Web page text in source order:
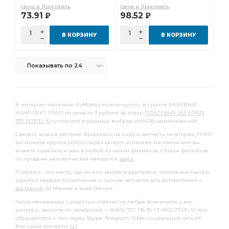
зуб фланец МОСТ ЗАДНИЙ i=7,49
РЕДУКТОР ПЕРЕДНЕГО СБ. АЗ УРАЛ
ТРУБКА ВОЗДУХОВОДНАЯ АЗ УРАЛ
РЕДУКТОР СРЕДНЕГО МОСТА i=7.49
СРЕДНЕГО МОСТА i=7.49 49 зуб зуб АЗ УРАЛ
РЫЧАГ АЗ УРАЛ ДОМ 100% ТРУБКА ОТ КРАНА
РУЛЕВОГО УПРАВЛЕНИЯ АЗ УРАЛ
торцевые шлицы АЗ УРАЛ Цилиндр тормозной
Прокладка крышки зуб фланец с торц.
зуб фланец с торц. шлицами
Цена в Ярославль
73.91 Р
В КОРЗИНУ
Цена в Ярославль
98.52 Р
В КОРЗИНУ
Показывать по 24
В интернет магазине RuMotors можно купить в группе БАЗОВЫЙ
КОМПЛЕКТ УРАЛ по цене от 3 рублей за товар ПЛАСТИНА (АЗ УРАЛ)
375-1103012-10 оптом или в розницу выбрав из 6428 наименований.
Сделать заказ в регионе Ярославль на любую запчасть категории УРАЛ
вы можете круглосуточно через каталог интернет магазина или вы
можете приехать к нам в любой из наших филиалов. Список филиалов
по продаже автозапчастей находятся здесь.
RuMotors - это место, где можно заказать двигатели, топливные насосы,
коробки передачб сцепление и прочие запчасти для автомобилей с
доставкой по Москве и всей России.
Наши менеджеры с радостью ответят на любые возникшие у вас
вопросы, звоните по телефонам — 8-800-777-08-39, +7 4852 77-00-10 или
обращайтесь к нам через Skype, Telegram, Viber, социальную сеть VK.
Все наши контакты тут.